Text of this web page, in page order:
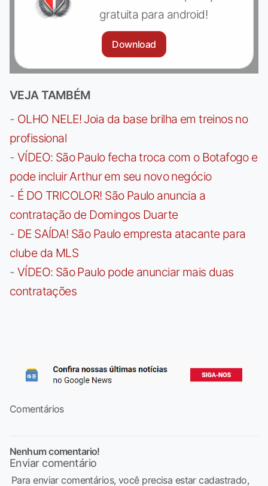
gratuita para android!
Download
VEJA TAMBÉM
- OLHO NELE! Joia da base brilha em treinos no
profissional
- VÍDEO: São Paulo fecha troca com o Botafogo e
pode incluir Arthur em seu novo negócio
- É DO TRICOLOR! São Paulo anuncia a
contratação de Domingos Duarte
- DE SAÍDA! São Paulo empresta atacante para
clube da MLS
- VÍDEO: São Paulo pode anunciar mais duas
contratações
Comentários
Nenhum comentario!
Enviar comentário
Para enviar comentários, você precisa estar cadastrado,